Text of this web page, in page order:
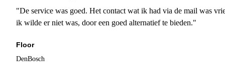
"De service was goed. Het contact wat ik had via de mail was
ik wilde er niet was, door een goed alternatief te bieden."
Floor
DenBosch